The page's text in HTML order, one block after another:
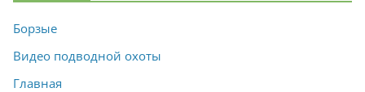
Борзые
Видео подводной охоты
Главная